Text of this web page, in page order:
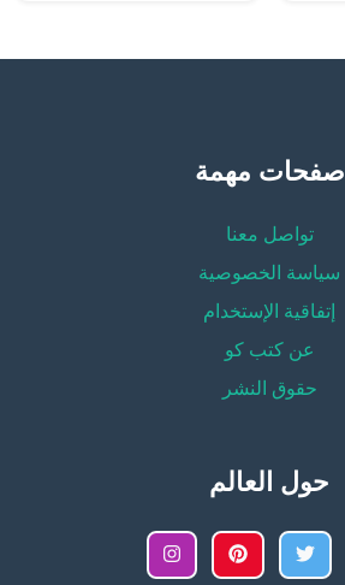
صفحات مهمة
تواصل معنا
سياسة الخصوصية
إتفاقية الإستخدام
عن كتب كو
حقوق النشر
حول العالم